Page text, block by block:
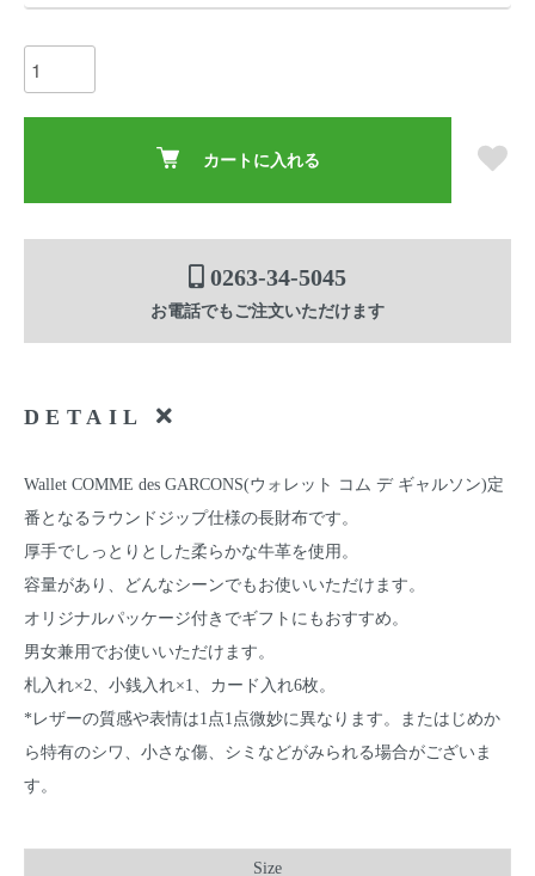
カートに入れる
0263-34-5045
お電話でもご注文いただけます
DETAIL
Wallet COMME des GARCONS(ウォレット コム デ ギャルソン)定
番となるラウンドジップ仕様の長財布です。
厚手でしっとりとした柔らかな牛革を使用。
容量があり、どんなシーンでもお使いいただけます。
オリジナルパッケージ付きでギフトにもおすすめ。
男女兼用でお使いいただけます。
札入れ×2、小銭入れ×1、カード入れ6枚。
*レザーの質感や表情は1点1点微妙に異なります。またはじめか
ら特有のシワ、小さな傷、シミなどがみられる場合がございま
す。
Size